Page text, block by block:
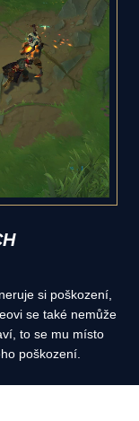
si poškození,
se také nemůže
to se mu místo
poškození.